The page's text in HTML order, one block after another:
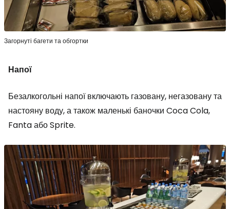
Загорнуті багети та обгортки
Напої
Безалкогольні напої включають газовану, негазовану та
настояну воду, а також маленькі баночки Coca Cola,
Fanta або Sprite.